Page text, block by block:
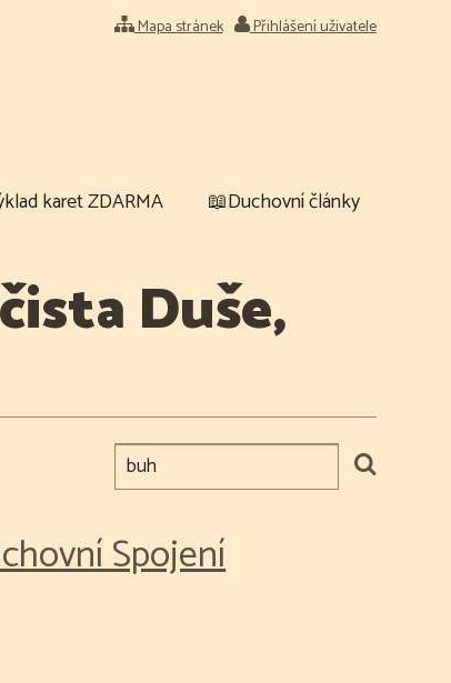
Mapa stránek Přihlášení uživatele
karet ZDARMA 📖Duchovní články
Duše,
Spojení